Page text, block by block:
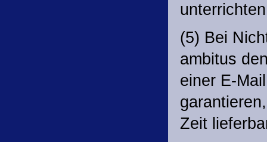
(5) Bei
ambitus
einer E-
Zeit